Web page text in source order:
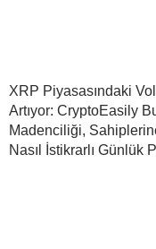
XRP Piyasasındaki
Artıyor: CryptoEasily
Madenciliği,
Nasıl İstikrarlı Günlük